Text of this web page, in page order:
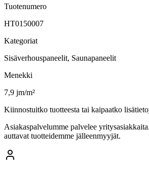
Tuotenumero
HT0150007
Kategoriat
Sisäverhouspaneelit, Saunapaneelit
Menekki
7,9 jm/m²
Kiinnostuitko tuotteesta tai kaipaatko
Asiakaspalvelumme palvelee
auttavat tuotteidemme jälleenmyyjät.